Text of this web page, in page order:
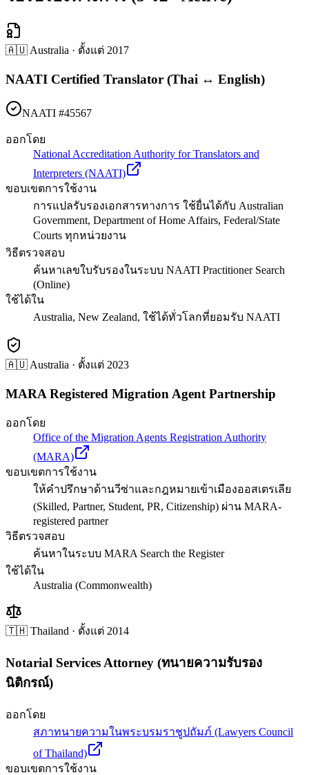
🇦🇺 Australia · ตั้งแต่ 2017
NAATI Certified Translator (Thai ↔ English)
NAATI #45567
ออกโดย
National Accreditation Authority for Translators and
Interpreters (NAATI)
ขอบเขตการใช้งาน
การแปลรับรองเอกสารทางการ ใช้ยื่นได้กับ Australian
Government, Department of Home Affairs, Federal/State
Courts ทุกหน่วยงาน
วิธีตรวจสอบ
ค้นหาเลขใบรับรองในระบบ NAATI Practitioner Search
(Online)
ใช้ได้ใน
Australia, New Zealand, ใช้ได้ทั่วโลกที่ยอมรับ NAATI
🇦🇺 Australia · ตั้งแต่ 2023
MARA Registered Migration Agent Partnership
ออกโดย
Office of the Migration Agents Registration Authority
(MARA)
ขอบเขตการใช้งาน
ให้คำปรึกษาด้านวีซ่าและกฎหมายเข้าเมืองออสเตรเลีย
(Skilled, Partner, Student, PR, Citizenship) ผ่าน MARA-
registered partner
วิธีตรวจสอบ
ค้นหาในระบบ MARA Search the Register
ใช้ได้ใน
Australia (Commonwealth)
🇹🇭 Thailand · ตั้งแต่ 2014
Notarial Services Attorney (ทนายความรับรอง
นิติกรณ์)
ออกโดย
สภาทนายความในพระบรมราชูปถัมภ์ (Lawyers Council
of Thailand)
ขอบเขตการใช้งาน